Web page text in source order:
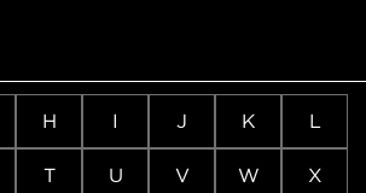
H I J K L
T U V W X